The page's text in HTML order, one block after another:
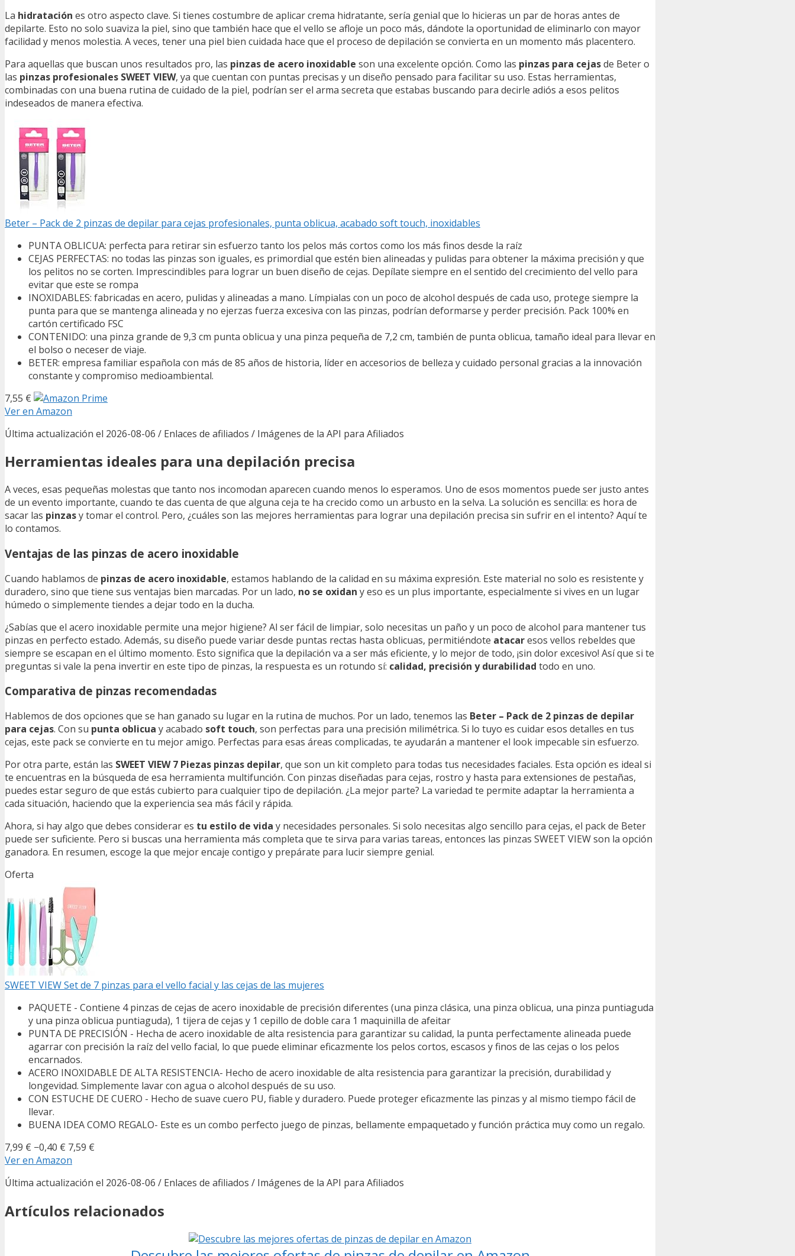
La hidratación es otro aspecto clave. Si tienes costumbre de aplicar crema hidratante, sería genial que lo hicieras un par de horas antes de
depilarte. Esto no solo suaviza la piel, sino que también hace que el vello se afloje un poco más, dándote la oportunidad de eliminarlo con mayor
facilidad y menos molestia. A veces, tener una piel bien cuidada hace que el proceso de depilación se convierta en un momento más placentero.
Para aquellas que buscan unos resultados pro, las pinzas de acero inoxidable son una excelente opción. Como las pinzas para cejasde Beter o
las pinzas profesionales SWEET VIEW, ya que cuentan con puntas precisas y un diseño pensado para facilitar su uso. Estas herramientas,
combinadas con una buena rutina de cuidado de la piel, podrían ser el arma secreta que estabas buscando para decirle adiós a esos pelitos
indeseados de manera efectiva.
Beter – Pack de 2 pinzas de depilar para cejas profesionales, punta oblicua, acabado soft touch, inoxidables
PUNTA OBLICUA: perfecta para retirar sin esfuerzo tanto los pelos más cortos como los más finos desde la raíz
CEJAS PERFECTAS: no todas las pinzas son iguales, es primordial que estén bien alineadas y pulidas para obtener la máxima precisión y que
los pelitos no se corten. Imprescindibles para lograr un buen diseño de cejas. Depílate siempre en el sentido del crecimiento del vello para
evitar que este se rompa
INOXIDABLES: fabricadas en acero, pulidas y alineadas a mano. Límpialas con un poco de alcohol después de cada uso, protege siempre la
punta para que se mantenga alineada y no ejerzas fuerza excesiva con las pinzas, podrían deformarse y perder precisión. Pack 100% en
cartón certificado FSC
CONTENIDO: una pinza grande de 9,3 cm punta oblicua y una pinza pequeña de 7,2 cm, también de punta oblicua, tamaño ideal para llevar en
el bolso o neceser de viaje.
BETER: empresa familiar española con más de 85 años de historia, líder en accesorios de belleza y cuidado personal gracias a la innovación
constante y compromiso medioambiental.
7,55 €
Ver en Amazon
Última actualización el 2026-08-06 / Enlaces de afiliados / Imágenes de la API para Afiliados
Herramientas ideales para una depilación precisa
A veces, esas pequeñas molestas que tanto nos incomodan aparecen cuando menos lo esperamos. Uno de esos momentos puede ser justo antes
de un evento importante, cuando te das cuenta de que alguna ceja te ha crecido como un arbusto en la selva. La solución es sencilla: es hora de
sacar las pinzasy tomar el control. Pero, ¿cuáles son las mejores herramientas para lograr una depilación precisa sin sufrir en el intento? Aquí te
lo contamos.
Ventajas de las pinzas de acero inoxidable
Cuando hablamos de pinzas de acero inoxidable, estamos hablando de la calidad en su máxima expresión. Este material no solo es resistente y
duradero, sino que tiene sus ventajas bien marcadas. Por un lado, no se oxidan y eso es un plus importante, especialmente si vives en un lugar
húmedo o simplemente tiendes a dejar todo en la ducha.
¿Sabías que el acero inoxidable permite una mejor higiene? Al ser fácil de limpiar, solo necesitas un paño y un poco de alcohol para mantener tus
pinzas en perfecto estado. Además, su diseño puede variar desde puntas rectas hasta oblicuas, permitiéndote atacaresos vellos rebeldes que
siempre se escapan en el último momento. Esto significa que la depilación va a ser más eficiente, y lo mejor de todo, ¡sin dolor excesivo! Así que si te
preguntas si vale la pena invertir en este tipo de pinzas, la respuesta es un rotundo sí: calidad, precisión y durabilidad todo en uno.
Comparativa de pinzas recomendadas
Hablemos de dos opciones que se han ganado su lugar en la rutina de muchos. Por un lado, tenemos las Beter – Pack de 2 pinzas de depilar
para cejas. Con su punta oblicua y acabado soft touch, son perfectas para una precisión milimétrica. Si lo tuyo es cuidar esos detalles en tus
cejas, este pack se convierte en tu mejor amigo. Perfectas para esas áreas complicadas, te ayudarán a mantener el look impecable sin esfuerzo.
Por otra parte, están las SWEET VIEW 7 Piezas pinzas depilar, que son un kit completo para todas tus necesidades faciales. Esta opción es ideal si
te encuentras en la búsqueda de esa herramienta multifunción. Con pinzas diseñadas para cejas, rostro y hasta para extensiones de pestañas,
puedes estar seguro de que estás cubierto para cualquier tipo de depilación. ¿La mejor parte? La variedad te permite adaptar la herramienta a
cada situación, haciendo que la experiencia sea más fácil y rápida.
Ahora, si hay algo que debes considerar es tu estilo de vida y necesidades personales. Si solo necesitas algo sencillo para cejas, el pack de Beter
puede ser suficiente. Pero si buscas una herramienta más completa que te sirva para varias tareas, entonces las pinzas SWEET VIEW son la opción
ganadora. En resumen, escoge la que mejor encaje contigo y prepárate para lucir siempre genial.
Oferta
SWEET VIEW Set de 7 pinzas para el vello facial y las cejas de las mujeres
PAQUETE - Contiene 4 pinzas de cejas de acero inoxidable de precisión diferentes (una pinza clásica, una pinza oblicua, una pinza puntiaguda
y una pinza oblicua puntiaguda), 1 tijera de cejas y 1 cepillo de doble cara 1 maquinilla de afeitar
PUNTA DE PRECISIÓN - Hecha de acero inoxidable de alta resistencia para garantizar su calidad, la punta perfectamente alineada puede
agarrar con precisión la raíz del vello facial, lo que puede eliminar eficazmente los pelos cortos, escasos y finos de las cejas o los pelos
encarnados.
ACERO INOXIDABLE DE ALTA RESISTENCIA- Hecho de acero inoxidable de alta resistencia para garantizar la precisión, durabilidad y
longevidad. Simplemente lavar con agua o alcohol después de su uso.
CON ESTUCHE DE CUERO - Hecho de suave cuero PU, fiable y duradero. Puede proteger eficazmente las pinzas y al mismo tiempo fácil de
llevar.
BUENA IDEA COMO REGALO- Este es un combo perfecto juego de pinzas, bellamente empaquetado y función práctica muy como un regalo.
7,99 € −0,40 € 7,59 €
Ver en Amazon
Última actualización el 2026-08-06 / Enlaces de afiliados / Imágenes de la API para Afiliados
Artículos relacionados